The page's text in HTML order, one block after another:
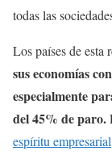
todas las
Los países de esta
sus economías
especialmente
del 45% de paro.
espíritu empresarial